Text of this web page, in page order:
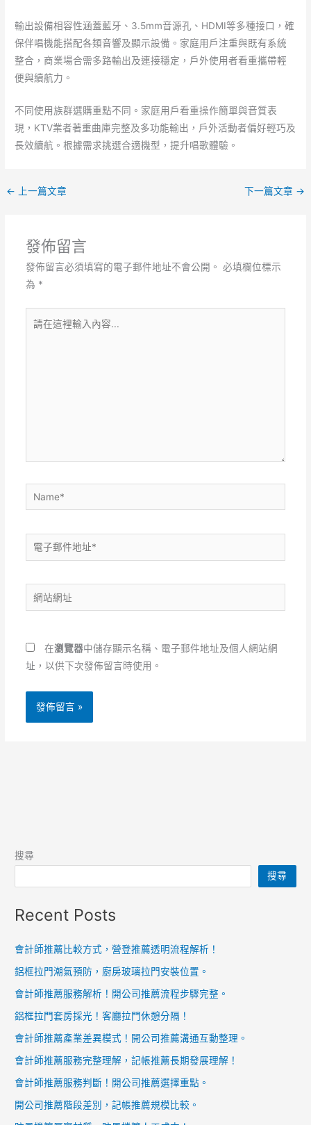
輸出設備相容性涵蓋藍牙、3.5mm音源孔、HDMI等多種接口，確
保伴唱機能搭配各類音響及顯示設備。家庭用戶注重與既有系統
整合，商業場合需多路輸出及連接穩定，戶外使用者看重攜帶輕
便與續航力。
不同使用族群選購重點不同。家庭用戶看重操作簡單與音質表
現，KTV業者著重曲庫完整及多功能輸出，戶外活動者偏好輕巧及
長效續航。根據需求挑選合適機型，提升唱歌體驗。
← 上一篇文章 下一篇文章 →
發佈留言
發佈留言必須填寫的電子郵件地址不會公開。 必填欄位標示
為 *
在
Name*
電
子
件
地
*
站
址
在瀏覽器中儲存顯示名稱、電子郵件地址及個人網站網
址，以供下次發佈留言時使用。
搜尋
搜尋
Recent Posts
會計師推薦比較方式，營登推薦透明流程解析！
鋁框拉門潮氣預防，廚房玻璃拉門安裝位置。
會計師推薦服務解析！開公司推薦流程步驟完整。
鋁框拉門套房採光！客廳拉門休憩分隔！
會計師推薦產業差異模式！開公司推薦溝通互動整理。
會計師推薦服務完整理解，記帳推薦長期發展理解！
會計師推薦服務判斷！開公司推薦選擇重點。
開公司推薦階段差別，記帳推薦規模比較。